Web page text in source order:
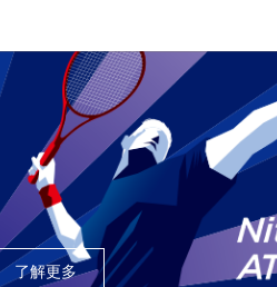
了解更多